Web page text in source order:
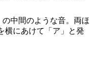
の中間のような音。両ほ
横にあけて「ア」と発